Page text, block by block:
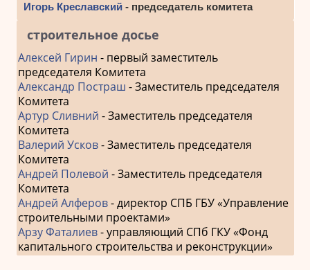
Игорь Креславский - председатель комитета
строительное досье
Алексей Гирин - первый заместитель
председателя Комитета
Александр Постраш - Заместитель председателя
Комитета
Артур Сливний - Заместитель председателя
Комитета
Валерий Усков- Заместитель председателя
Комитета
Андрей Полевой - Заместитель председателя
Комитета
Андрей Алферов- директор СПБ ГБУ «Управление
строительными проектами»
Арзу Фаталиев- управляющий СПб ГКУ «Фонд
капитального строительства и реконструкции»